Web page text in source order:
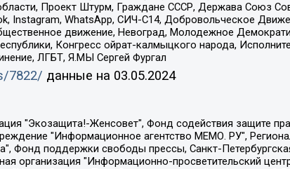
Проект Штурм, Граждане СССР, Держава Союз
Instagram, WhatsApp, СИЧ-С14, Добровольческое
движение, Невоград, Молодежное
Конгресс ойрат-калмыцкого народа,
ЛГБТ, Я.МЫ Сергей Фургал
7822/ данные на 03.05.2024
"НАСИЛИЮ.НЕТ", Межрегиональный профессиональный союз работников здравоохранения "Альянс врачей", Юридическое лицо, зарегистрированное в Латвийской Республике, SIA "Medusa Project" (регистрационный номер 40103797863, дата регистрации 10.06.2014), Некоммерческая организация "Фонд по борьбе с коррупцией", Автономная некоммерческая организация "Институт права и публичной политики", Баданин Роман Сергеевич, Гликин Максим Александрович, Железнова Мария Михайловна, Лукьянова Юлия Сергеевна, Маетная Елизавета Витальевна, Маняхин Петр Борисович, Чуракова Ольга Владимировна, Ярош Юлия Петровна, Юридическое лицо "The Insider SIA", зарегистрированное в Риге, Латвийская Республика (дата регистрации 26.06.2015), являющееся администратором доменного имени интернет-издания "The Insider SIA", https://theins.ru, Постернак Алексей Евгеньевич, Рубин Михаил Аркадьевич, Анин Роман Александрович, Юридическое лицо Istories fonds, зарегистрированное в Латвийской Республике (регистрационный номер 50008295751, дата регистрации 24.02.2020), Великовский Дмитрий Александрович, Долинина Ирина Николаевна, Мароховская Алеся Алексеевна, Шлейнов Роман Юрьевич, Шмагун Олеся Валентиновна, Общество с ограниченной ответственностью "Альтаир 2021", Общество с ограниченной ответственностью "Вега 2021", Общество с ограниченной ответственностью "Главный редактор 2021", Общество с ограниченной ответственностью "Ромашки монолит", Важенков Артем Валерьевич, Ивановская областная общественная организация "Центр гендерных исследований", Гурман Юрий Альбертович, Медиапроект "ОВД-Инфо", Егоров Владимир Владимирович, Жилинский Владимир Александрович, Общество с ограниченной ответственностью "ЗП", Иванова София Юрьевна, Карезина Инна Павловна, Кильтау Екатерина Викторовна, Петров Алексей Викторович, Пискунов Сергей Евгеньевич, Смирнов Сергей Сергеевич, Тихонов Михаил Сергеевич, Общество с ограниченной ответственностью "ЖУРНАЛИСТ-ИНОСТРАННЫЙ АГЕНТ", Арапова Галина Юрьевна, Вольтская Татьяна Анатольевна, Американская компания "Mason G.E.S. Anonymous Foundation" (США), являющаяся владельцем интернет-издания https://mnews.world/, Компания "Stichting Bellingcat", зарегистрированная в Нидерландах (дата регистрации 11.07.2018), Захаров Андрей Вячеславович, Клепиковская Екатерина Дмитриевна, Общество с ограниченной ответственностью "МЕМО", Перл Роман Александрович, Симонов Евгений Алексеевич, Соловьева Елена Анатольевна, Сотников Даниил Владимирович, Сурначева Елизавета Дмитриевна, Автономная некоммерческая организация по защите прав человека и информированию населения "Якутия – Наше Мнение", Общество с ограниченной ответственностью "Москоу диджитал медиа", с 26.01.2023 Общество с ограниченной ответственностью "Чайка Белые сады", Ветошкина Валерия Валерьевна, Заговора Максим Александрович, Межрегиональное общественное движение "Российская ЛГБТ - сеть", Оленичев Максим Владимирович, Павлов Иван Юрьевич, Скворцова Елена Сергеевна, Общество с ограниченной ответственностью "Как бы инагент", Кочетков Игорь Викторович, Общество с ограниченной ответственностью "Честные выборы", Еланчик Олег Александрович, Общество с ограниченной ответственностью "Нобелевский призыв", Гималова Регина Эмилевна, Григорьев Андрей Валерьевич, Григорьева Алина Александровна, Ассоциация по содействию защите прав призывников, альтернативнослужащих и военнослужащих "Правозащитная группа